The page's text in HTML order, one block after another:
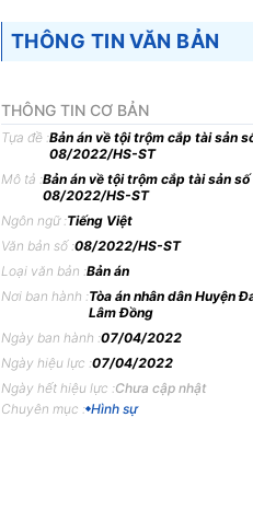
THÔNG TIN VĂN BẢN
THÔNG TIN CƠ BẢN
Tựa đề :Bản án về tội trộm cắp tài sản
08/2022/HS-ST
Mô tả :Bản án về tội trộm cắp tài sản số
08/2022/HS-ST
Ngôn ngữ :Tiếng Việt
Văn bản số :08/2022/HS-ST
Loại văn bản :Bản án
Nơi ban hành :Tòa án nhân dân Huyện
Lâm Đồng
Ngày ban hành :07/04/2022
Ngày hiệu lực :07/04/2022
Ngày hết hiệu lực :Chưa cập nhật
Chuyên mục : Hình sự